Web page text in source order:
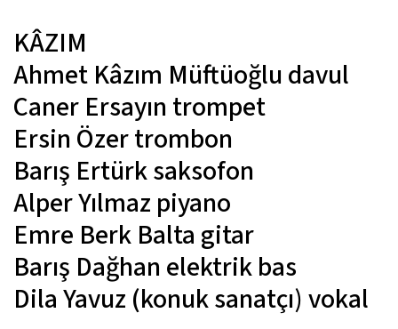
KÂZIM
Ahmet Kâzım Müftüoğlu davul
Caner Ersayın trompet
Ersin Özertrombon
Barış Ertürksaksofon
Alper Yılmaz piyano
Emre Berk Balta gitar
Barış Dağhan elektrik bas
Dila Yavuz (konuk sanatçı)vokal